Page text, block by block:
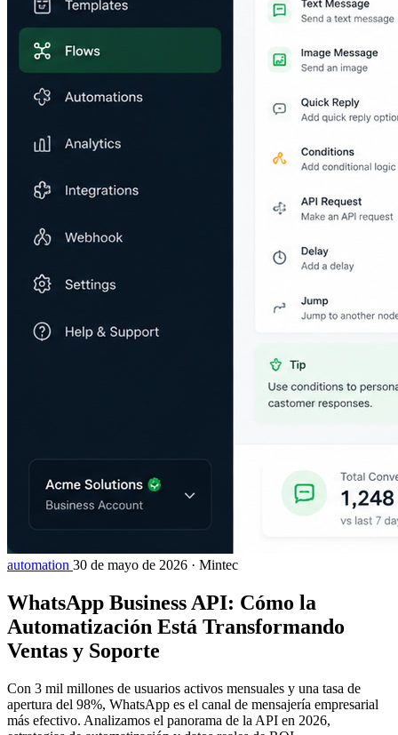
automation 30 de mayo de 2026 · Mintec
WhatsApp Business API: Cómo la
Automatización Está Transformando
Ventas y Soporte
Con 3 mil millones de usuarios activos mensuales y una tasa de
apertura del 98%, WhatsApp es el canal de mensajería empresarial
más efectivo. Analizamos el panorama de la API en 2026,